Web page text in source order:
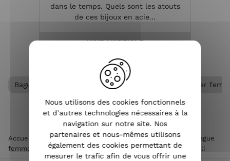
dans le temps. Quels sont les atouts
de ces bijoux en acie...
VOIR L'ARTICLE
Bague acier femme Bague femme Bijoux acier
Accueil Accessoires de mode femme >Bijoux femme
Bague
femme
Bague acier femme >Bague acier MILE MILA Florali
Nous utilisons des cookies fonctionnels
et d’autres technologies nécessaires à la
navigation sur notre site. Nos
partenaires et nous-mêmes utilisons
également des cookies permettant de
mesurer le trafic afin de vous offrir une